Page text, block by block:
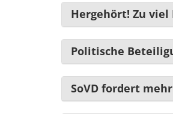
Hergehört! Zu
Politische
SoVD fordert